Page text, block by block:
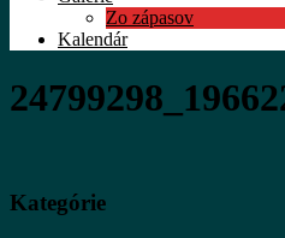
Zo zápasov
Kalendár
Kategórie